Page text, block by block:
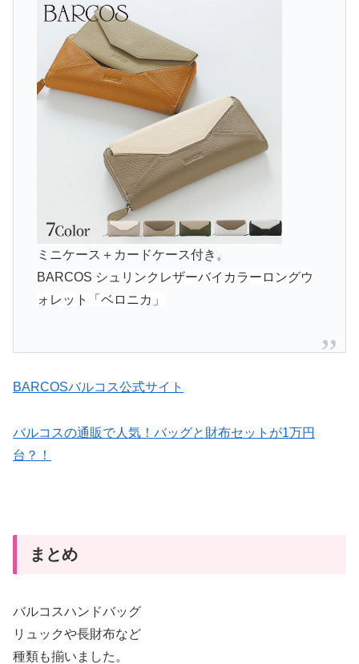
ミニケース＋カードケース付き。
BARCOS シュリンクレザーバイカラーロングウ
ォレット「ベロニカ」
BARCOSバルコス公式サイト
バルコスの通販で人気！バッグと財布セットが1万円
台？！
まとめ
バルコスハンドバッグ
リュックや長財布など
種類も揃いました。